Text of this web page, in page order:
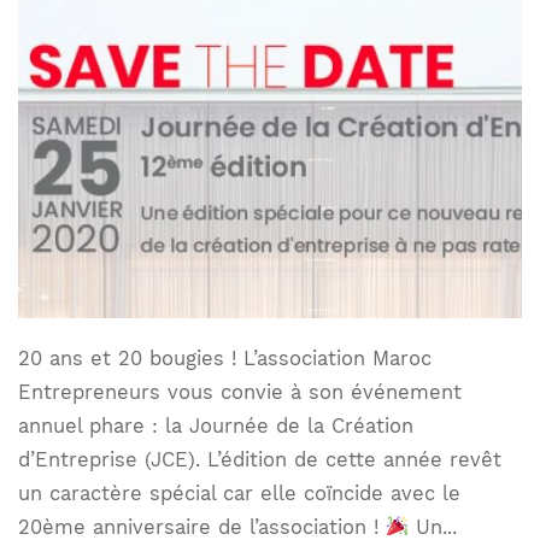
20 ans et 20 bougies ! L’association Maroc
Entrepreneurs vous convie à son événement
annuel phare : la Journée de la Création
d’Entreprise (JCE). L’édition de cette année revêt
un caractère spécial car elle coïncide avec le
20ème anniversaire de l’association !
Un...